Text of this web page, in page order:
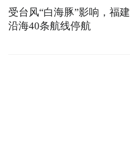
受台风“白海豚”影响，福建
沿海40条航线停航